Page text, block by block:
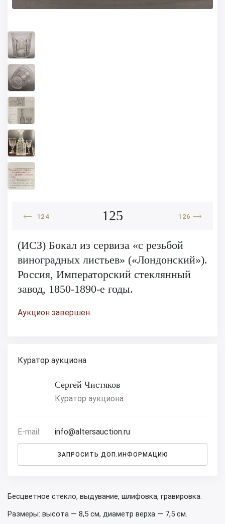
124 125 126
(ИСЗ) Бокал из сервиза «с резьбой
виноградных листьев» («Лондонский»).
Россия, Императорский стеклянный
завод, 1850-1890-е годы.
Аукцион завершен.
Куратор аукциона
Сергей Чистяков
Куратор аукциона
E-mail: info@altersauction.ru
ЗАПРОСИТЬ ДОП.ИНФОРМАЦИЮ
Бесцветное стекло, выдувание, шлифовка, гравировка.
Размеры: высота — 8,5 см, диаметр верха — 7,5 см.